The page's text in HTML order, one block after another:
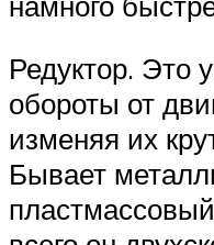
Редуктор. Это
обороты от
изменяя их
Бывает